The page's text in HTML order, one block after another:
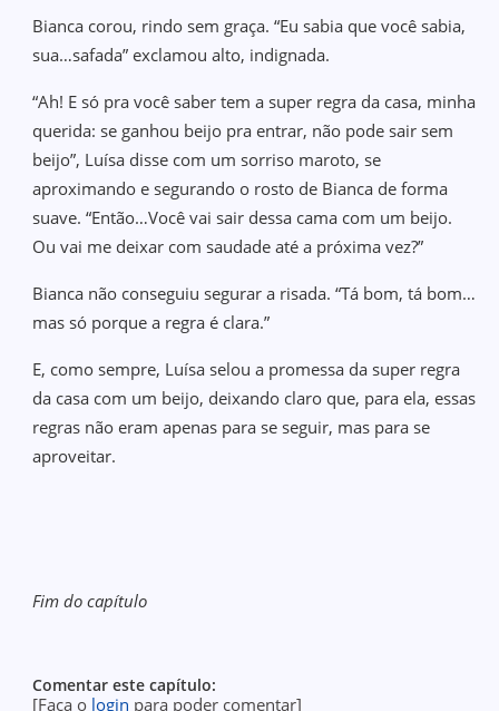
Bianca corou, rindo sem graça. “Eu sabia que você sabia,
sua…safada” exclamou alto, indignada.
“Ah! E só pra você saber tem a super regra da casa, minha
querida: se ganhou beijo pra entrar, não pode sair sem
beijo”, Luísa disse com um sorriso maroto, se
aproximando e segurando o rosto de Bianca de forma
suave. “Então…Você vai sair dessa cama com um beijo.
Ou vai me deixar com saudade até a próxima vez?”
Bianca não conseguiu segurar a risada. “Tá bom, tá bom…
mas só porque a regra é clara.”
E, como sempre, Luísa selou a promessa da super regra
da casa com um beijo, deixando claro que, para ela, essas
regras não eram apenas para se seguir, mas para se
aproveitar.
Fim do capítulo
Comentar este capítulo:
[Faça o login para poder comentar]